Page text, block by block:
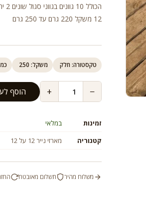
12 משקל 220 גרם עד 250 גרם
טקסטורה: חלק משקל: 250
−
+ הוסף
זמינות
במלאי
קטגוריה
מארזי נייר 12 על 12
משלוח מהיר תשלום מאובטח